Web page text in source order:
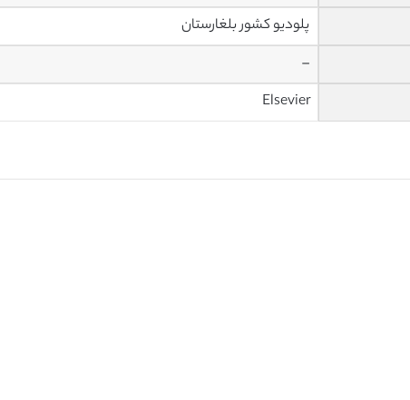
پلودیو کشور بلغارستان
–
Elsevier